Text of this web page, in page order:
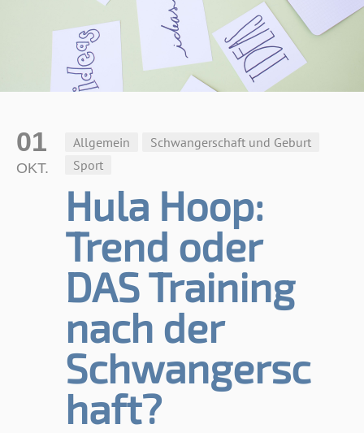
Allgemein
Schwangerschaft und Geburt
Sport
Hula Hoop:
Trend oder
DAS Training
nach der
Schwangersc
haft?
01
OKT.